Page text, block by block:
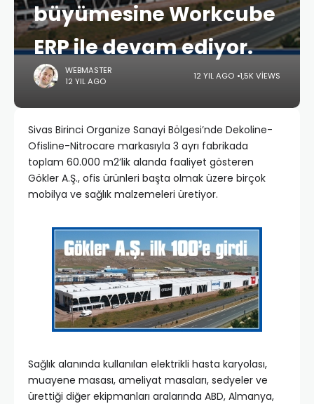
büyümesine Workcube
ERP ile devam ediyor.
WEBMASTER
12 YIL AGO
12 YIL AGO 1,5K VIEWS
Sivas Birinci Organize Sanayi Bölgesi’nde Dekoline-
Ofisline-Nitrocare markasıyla 3 ayrı fabrikada
toplam 60.000 m2’lik alanda faaliyet gösteren
Gökler A.Ş., ofis ürünleri başta olmak üzere birçok
mobilya ve sağlık malzemeleri üretiyor.
Sağlık alanında kullanılan elektrikli hasta karyolası,
muayene masası, ameliyat masaları, sedyeler ve
ürettiği diğer ekipmanları aralarında ABD, Almanya,